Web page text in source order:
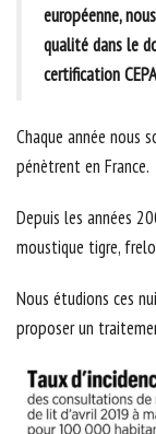
européenne,
qualité dans le
certification
Chaque année nous
pénètrent en France.
Depuis les années
moustique tigre,
Nous étudions ces
proposer un